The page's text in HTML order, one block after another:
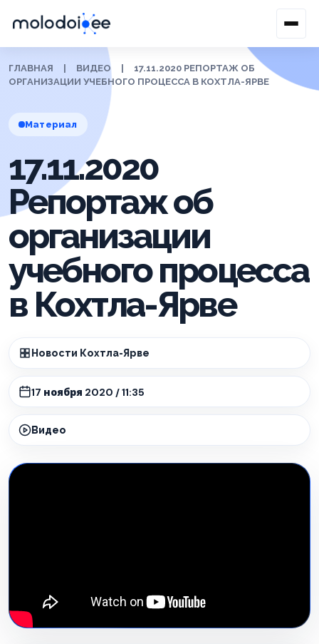
ГЛАВНАЯ ВИДЕО
17.11.2020 РЕПОРТАЖ ОБ
ОРГАНИЗАЦИИ УЧЕБНОГО ПРОЦЕССА В КОХТЛА-ЯРВЕ
Материал
17.11.2020
Репортаж об
организации
учебного процесса
в Кохтла-Ярве
Новости Кохтла-Ярве
17 ноября 2020 / 11:35
Видео